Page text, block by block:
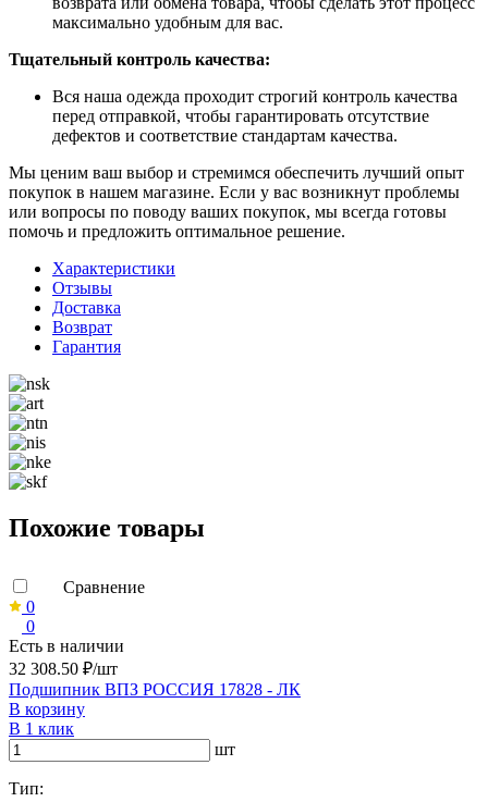
максимально удобным для вас.
Тщательный контроль качества:
Вся наша одежда проходит строгий контроль качества
перед отправкой, чтобы гарантировать отсутствие
дефектов и соответствие стандартам качества.
Мы ценим ваш выбор и стремимся обеспечить лучший опыт
покупок в нашем магазине. Если у вас возникнут проблемы
или вопросы по поводу ваших покупок, мы всегда готовы
помочь и предложить оптимальное решение.
Характеристики
Отзывы
Доставка
Возврат
Гарантия
Похожие товары
Сравнение
0
0
Есть в наличии
32 308.50 ₽/шт
Подшипник ВПЗ РОССИЯ 17828 - ЛК
В корзину
В 1 клик
шт
Тип: